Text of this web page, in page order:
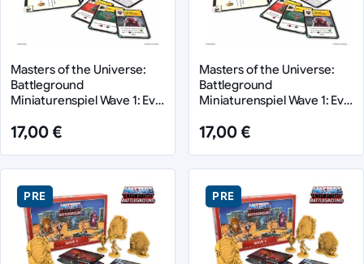
Masters of the Universe:
Battleground
Miniaturenspiel Wave 1: Evil
Version*
17,00 €
Masters of the Universe:
Battleground
Miniaturenspiel Wave 1: Evil
Version*
17,00 €
PRE PRE